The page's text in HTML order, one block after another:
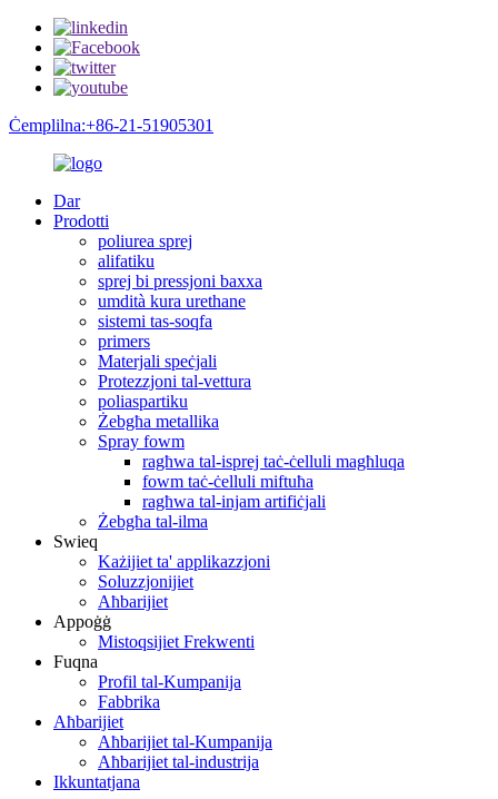
Ċemplilna:+86-21-51905301
Dar
Prodotti
poliurea sprej
alifatiku
sprej bi pressjoni baxxa
umdità kura urethane
sistemi tas-soqfa
primers
Materjali speċjali
Protezzjoni tal-vettura
poliaspartiku
Żebgħa metallika
Spray fowm
ragħwa tal-isprej taċ-ċelluli magħluqa
fowm taċ-ċelluli miftuħa
ragħwa tal-injam artifiċjali
Żebgħa tal-ilma
Swieq
Każijiet ta' applikazzjoni
Soluzzjonijiet
Aħbarijiet
Appoġġ
Mistoqsijiet Frekwenti
Fuqna
Profil tal-Kumpanija
Fabbrika
Aħbarijiet
Aħbarijiet tal-Kumpanija
Aħbarijiet tal-industrija
Ikkuntatjana